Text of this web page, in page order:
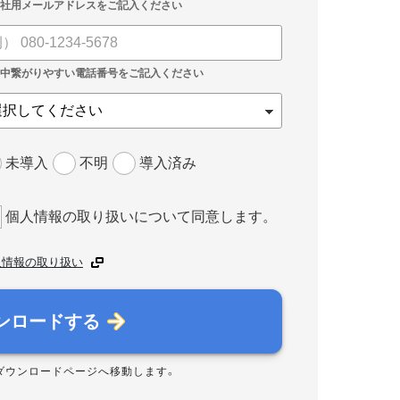
未導入 不明 導入済み
個人情報の取り扱いについて同意します。
報の取り扱い
ロードする
ウンロードページへ移動します。